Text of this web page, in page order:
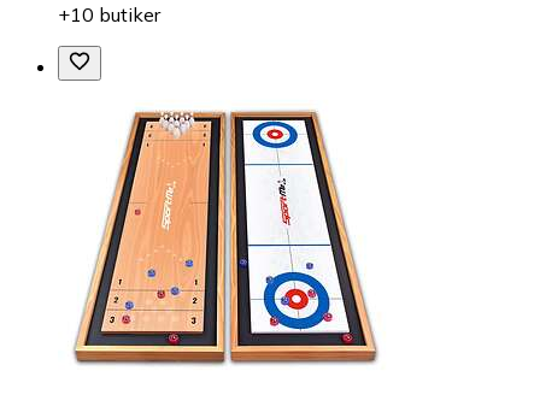
+10 butiker